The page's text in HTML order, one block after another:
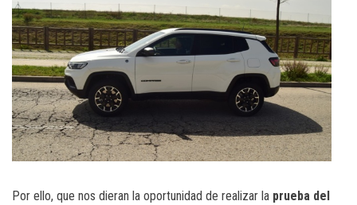
Por ello, que nos dieran la oportunidad de realizar la prueba del